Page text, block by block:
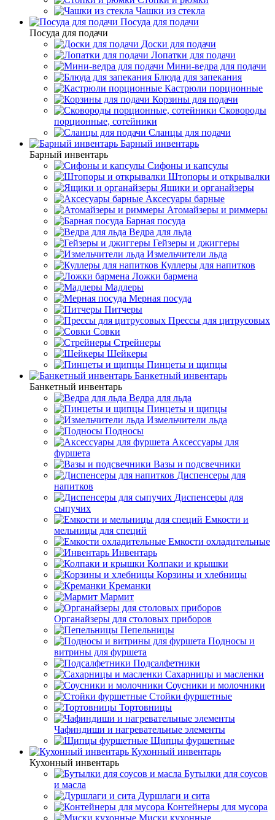
Чашки из стекла
Посуда для подачи
Посуда для подачи
Доски для подачи
Лопатки для подачи
Мини-ведра для подачи
Блюда для запекания
Кастрюли порционные
Корзины для подачи
Сковороды
порционные, сотейники
Сланцы для подачи
Барный инвентарь
Барный инвентарь
Сифоны и капсулы
Штопоры и открывалки
Ящики и органайзеры
Аксесуары барные
Атомайзеры и риммеры
Барная посуда
Ведра для льда
Гейзеры и джиггеры
Измельчители льда
Куллеры для напитков
Ложки бармена
Мадлеры
Мерная посуда
Питчеры
Прессы для цитрусовых
Совки
Стрейнеры
Шейкеры
Пинцеты и щипцы
Банкетный инвентарь
Банкетный инвентарь
Ведра для льда
Пинцеты и щипцы
Измельчители льда
Подносы
Аксессуары для
фуршета
Вазы и подсвечники
Диспенсеры для
напитков
Диспенсеры для
сыпучих
Емкости и
мельницы для специй
Емкости охладительные
Инвентарь
Колпаки и крышки
Корзины и хлебницы
Креманки
Мармит
Органайзеры для столовых приборов
Пепельницы
Подносы и
витрины для фуршета
Подсалфетники
Сахарницы и масленки
Соусники и молочники
Стойки фуршетные
Тортовницы
Чафиндиши и нагревательные элементы
Щипцы фуршетные
Кухонный инвентарь
Кухонный инвентарь
Бутылки для соусов
и масла
Дуршлаги и сита
Контейнеры для мусора
Миски кухонные